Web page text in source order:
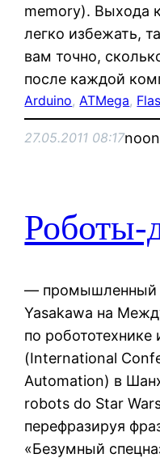
memory). Выхода
легко избежать,
вам точно,
после каждой
Arduino, ATMega,
27.05.2011 08:17
Роботы-
— промышленный
Yasakawa на
по робототехнике
(International
Automation) в
robots do Star
перефразируя
«Безумный